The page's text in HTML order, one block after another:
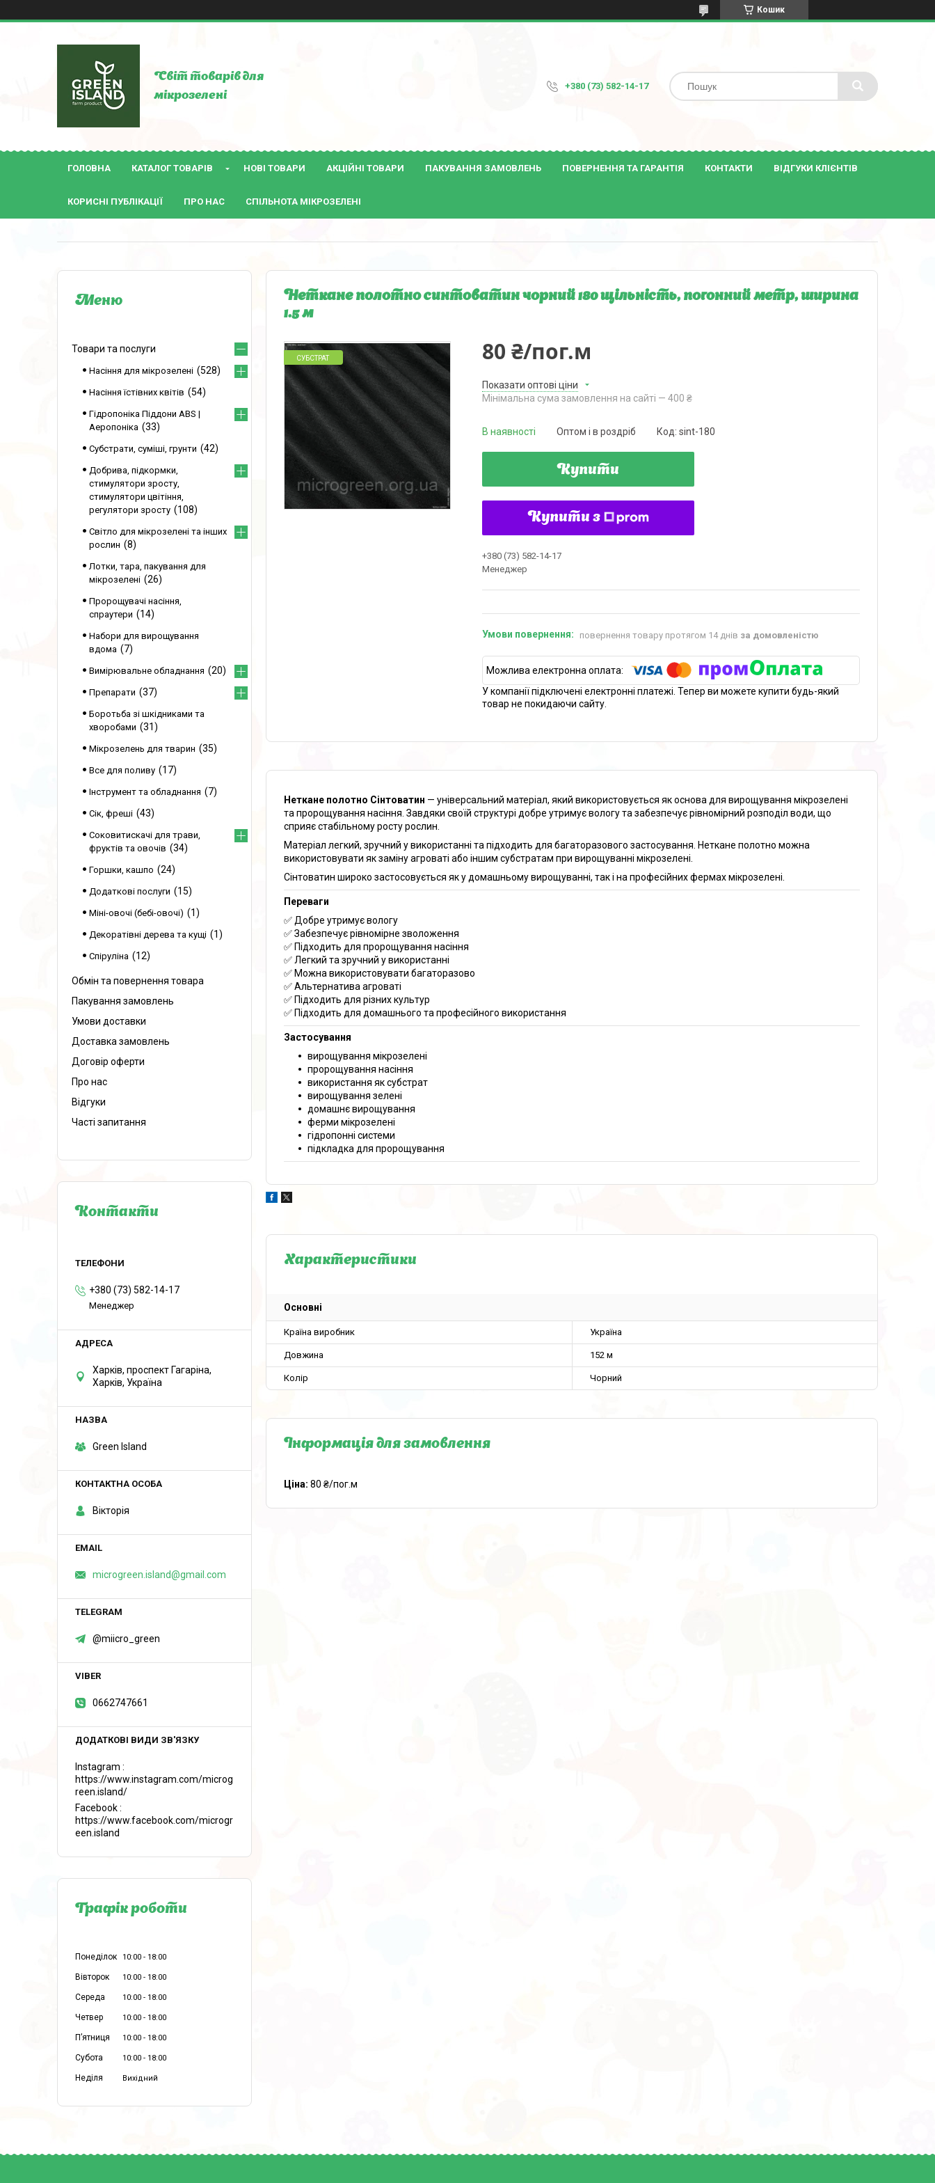
Кошик
Світ товарів для
мікрозелені
+380 (73) 582-14-17
ГОЛОВНА КАТАЛОГ ТОВАРІВ НОВІ ТОВАРИ АКЦІЙНІ ТОВАРИ ПАКУВАННЯ ЗАМОВЛЕНЬ ПОВЕРНЕННЯ ТА ГАРАНТІЯ КОНТАКТИ ВІДГУКИ КЛІЄНТІВ
КОРИСНІ ПУБЛІКАЦІЇ ПРО НАС СПІЛЬНОТА МІКРОЗЕЛЕНІ
Неткане полотно синтоватин чорний 180 щільність, погонний метр, ширина
1.5 м
СУБСТРАТ 80 ₴/пог.м
Показати оптові ціни
Мінімальна сума замовлення на сайті — 400 ₴
В наявності Оптом і в роздріб Код: sint-180
Купити
Купити з
+380 (73) 582-14-17
Менеджер
повернення товару протягом 14 днів за домовленістю
У компанії підключені електронні платежі. Тепер ви можете купити будь-який
товар не покидаючи сайту.
Неткане полотно Сінтоватин — універсальний матеріал, який використовується як основа для вирощування мікрозелені
та пророщування насіння. Завдяки своїй структурі добре утримує вологу та забезпечує рівномірний розподіл води, що
сприяє стабільному росту рослин.
Матеріал легкий, зручний у використанні та підходить для багаторазового застосування. Неткане полотно можна
використовувати як заміну агроваті або іншим субстратам при вирощуванні мікрозелені.
Сінтоватин широко застосовується як у домашньому вирощуванні, так і на професійних фермах мікрозелені.
Переваги
✅ Добре утримує вологу
✅ Забезпечує рівномірне зволоження
✅ Підходить для пророщування насіння
✅ Легкий та зручний у використанні
✅ Можна використовувати багаторазово
✅ Альтернатива агроваті
✅ Підходить для різних культур
✅ Підходить для домашнього та професійного використання
Застосування
вирощування мікрозелені
пророщування насіння
використання як субстрат
вирощування зелені
домашнє вирощування
ферми мікрозелені
гідропонні системи
підкладка для пророщування
Характеристики
Основні
Країна виробник Україна
Довжина 152 м
Колір Чорний
Інформація для замовлення
Ціна: 80 ₴/пог.м
Товари та послуги
Насіння для мікрозелені 528
Насіння їстівних квітів 54
Гідропоніка Піддони ABS |
Аеропоніка
33
Субстрати, суміші, грунти 42
Добрива, підкормки,
стимулятори зросту,
стимулятори цвітіння,
регулятори зросту
108
Світло для мікрозелені та інших
рослин
8
Лотки, тара, пакування для
мікрозелені
26
Пророщувачі насіння,
спраутери
14
Набори для вирощування
вдома
7
Вимірювальне обладнання 20
Препарати 37
Боротьба зі шкідниками та
хворобами
31
Мікрозелень для тварин 35
Все для поливу 17
Інструмент та обладнання 7
Сік, фреші 43
Соковитискачі для трави,
фруктів та овочів
34
Горшки, кашпо 24
Додаткові послуги 15
Міні-овочі (бебі-овочі) 1
Декоратівні дерева та кущі 1
Спіруліна 12
Обмін та повернення товара
Пакування замовлень
Умови доставки
Доставка замовлень
Договір оферти
Про нас
Відгуки
Часті запитання
Контакти
+380 (73) 582-14-17
Менеджер
Харків, проспект Гагаріна,
Харків, Україна
Green Island
Вікторія
microgreen.island@gmail.com
@miicro_green
0662747661
Instagram
https://www.instagram.com/microg
reen.island/
Facebook
https://www.facebook.com/microgr
een.island
Графік роботи
Понеділок 10:00 18:00
Вівторок 10:00 18:00
Середа 10:00 18:00
Четвер 10:00 18:00
Пʼятниця 10:00 18:00
Субота 10:00 18:00
Неділя Вихідний